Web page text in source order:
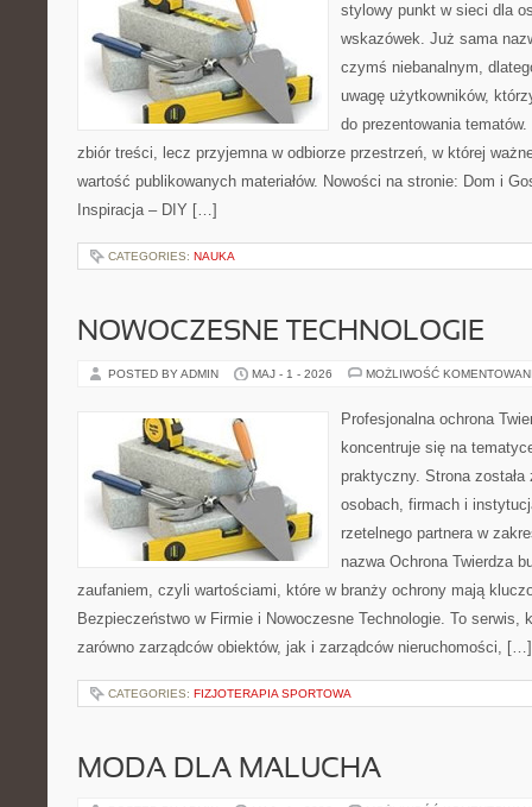
stylowy punkt w sieci dla
wskazówek. Już sama
czymś niebanalnym,
uwagę użytkowników,
do prezentowania
zbiór treści, lecz przyjemna w odbiorze przestrzeń, w której
wartość publikowanych materiałów. Nowości na stronie: Dom i
Inspiracja – DIY […]
CATEGORIES: NAUKA
NOWOCZESNE TECHNOLOGIE
POSTED BY ADMIN MAJ - 1 - 2026 MOŻLIWOŚĆ
Profesjonalna ochrona
koncentruje się na
praktyczny. Strona
osobach, firmach i
rzetelnego partnera w
nazwa Ochrona Twierdza
zaufaniem, czyli wartościami, które w branży ochrony mają
Bezpieczeństwo w Firmie i Nowoczesne Technologie. To serwis,
zarówno zarządców obiektów, jak i zarządców nieruchomości, […]
CATEGORIES: FIZJOTERAPIA SPORTOWA
MODA DLA MALUCHA